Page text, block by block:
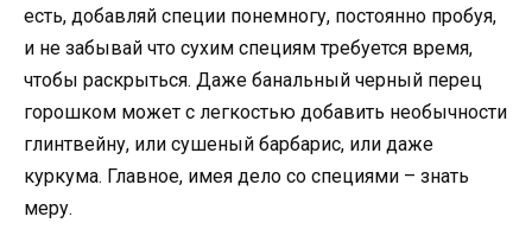
есть, добавляй специи понемногу, постоянно пробуя,
и не забывай что сухим специям требуется время,
чтобы раскрыться. Даже банальный черный перец
горошком может с легкостью добавить необычности
глинтвейну, или сушеный барбарис, или даже
куркума. Главное, имея дело со специями – знать
меру.